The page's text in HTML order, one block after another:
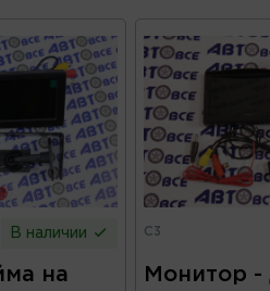
В наличии
на
C3
Монитор -